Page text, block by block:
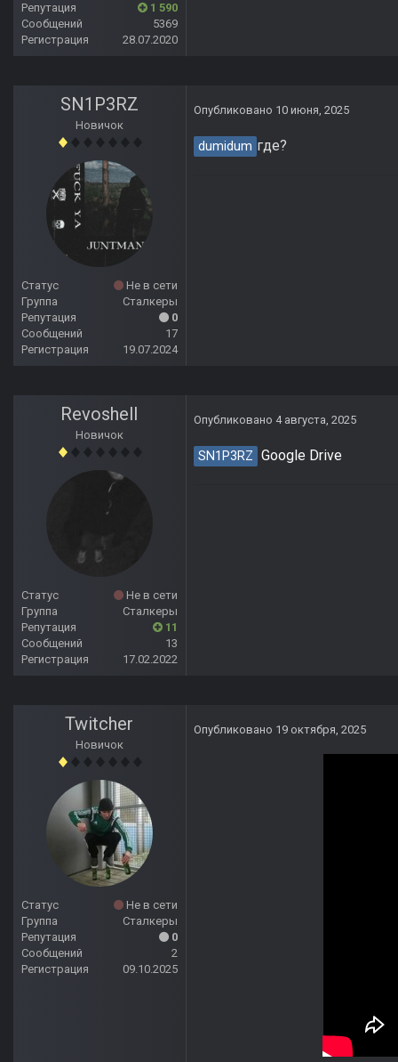
Репутация
1 590
Сообщений
5369
Регистрация
28.07.2020
SN1P3RZ
Новичок
Статус
Не в сети
Группа
Сталкеры
Репутация
0
Сообщений
17
Регистрация
19.07.2024
Опубликовано 10 июня, 2025
dumidum где?
Revoshell
Новичок
Статус
Не в сети
Группа
Сталкеры
Репутация
11
Сообщений
13
Регистрация
17.02.2022
Опубликовано 4 августа, 2025
SN1P3RZ Google Drive
Twitcher
Новичок
Статус
Не в сети
Группа
Сталкеры
Репутация
0
Сообщений
2
Регистрация
09.10.2025
Опубликовано 19 октября, 2025